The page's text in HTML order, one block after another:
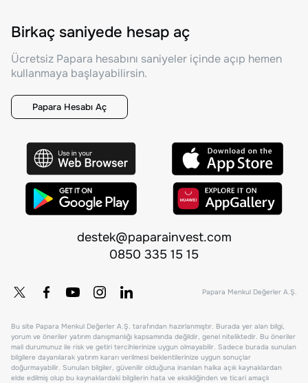
Birkaç saniyede hesap aç
Ücretsiz Papara hesabını saniyeler içinde açıp hemen
kullanmaya başlayabilirsin.
Papara Hesabı Aç
destek@paparainvest.com
0850 335 15 15
Papara Menkul Değerler A.Ş.
Bu site Papara Menkul Değerler A.Ş. tarafından hazırlanmıştır. Burada yer alan bilgi,
yorum ve öneriler yatırım danışmanlığı kapsamında değildir, genel niteliktedir. Bu öneriler
mali durumunuz ile risk ve getiri tercihlerinize uygun olmayabilir. Sadece burada sunulan
bilgilere dayanılarak yatırım kararı verilmesi beklentilerinize uygun sonuçlar
doğurmayabilir. Sunulan bilgiler, güvenilir olduğuna inanılan halka açık kaynaklardan
elde edilmiş olup bu kaynaklardaki bilgilerin hata ve eksikliğinden ve ticari amaçlı